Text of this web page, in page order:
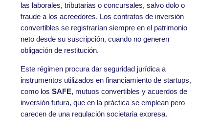
las laborales, tributarias o concursales, salvo dolo o
fraude a los acreedores. Los contratos de inversión
convertibles se registrarían siempre en el patrimonio
neto desde su suscripción, cuando no generen
obligación de restitución.
Este régimen procura dar seguridad jurídica a
instrumentos utilizados en financiamiento de startups,
como los SAFE, mutuos convertibles y acuerdos de
inversión futura, que en la práctica se emplean pero
carecen de una regulación societaria expresa.